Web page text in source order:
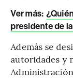
Ver más:
presidente de
Además se
autoridades y